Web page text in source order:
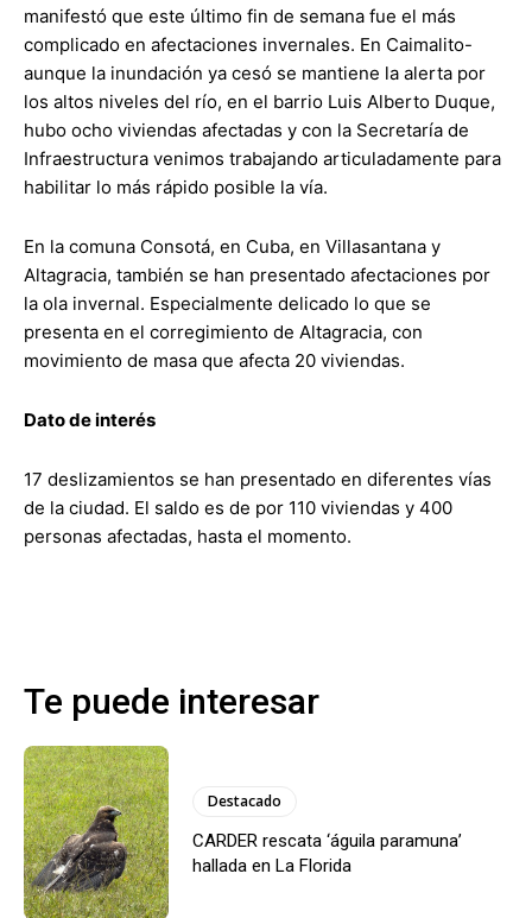
manifestó que este último fin de semana fue el más
complicado en afectaciones invernales. En Caimalito-
aunque la inundación ya cesó se mantiene la alerta por
los altos niveles del río, en el barrio Luis Alberto Duque,
hubo ocho viviendas afectadas y con la Secretaría de
Infraestructura venimos trabajando articuladamente para
habilitar lo más rápido posible la vía.
En la comuna Consotá, en Cuba, en Villasantana y
Altagracia, también se han presentado afectaciones por
la ola invernal. Especialmente delicado lo que se
presenta en el corregimiento de Altagracia, con
movimiento de masa que afecta 20 viviendas.
Dato de interés
17 deslizamientos se han presentado en diferentes vías
de la ciudad. El saldo es de por 110 viviendas y 400
personas afectadas, hasta el momento.
Te puede interesar
Destacado
CARDER rescata ‘águila paramuna’
hallada en La Florida